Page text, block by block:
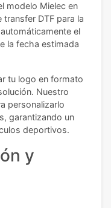
modelo Mielec en
DTF para la
el
la fecha estimada
tu logo en formato
Nuestro
personalizarlo
garantizando un
deportivos.
y